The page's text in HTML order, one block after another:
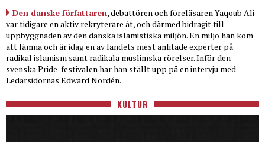
Den danske författaren, debattören och föreläsaren Yaqoub Ali
var tidigare en aktiv rekryterare åt, och därmed bidragit till
uppbyggnaden av den danska islamistiska miljön. En miljö han kom
att lämna och är idag en av landets mest anlitade experter på
radikal islamism samt radikala muslimska rörelser. Inför den
svenska Pride-festivalen har han ställt upp på en intervju med
Ledarsidornas Edward Nordén.
KULTUR